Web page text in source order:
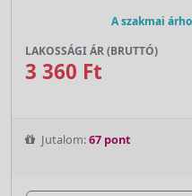
A szakmai
LAKOSSÁGI ÁR (BRUTTÓ)
3 360 Ft
Jutalom:67 pont